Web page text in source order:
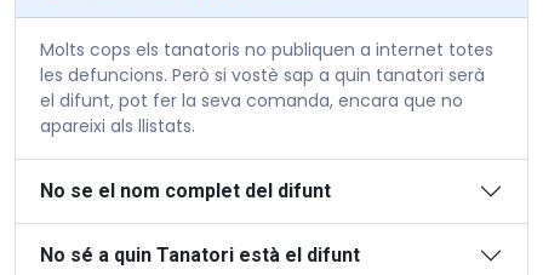
Molts cops els tanatoris no publiquen a internet totes
les defuncions. Però si vostè sap a quin tanatori serà
el difunt, pot fer la seva comanda, encara que no
apareixi als llistats.
No se el nom complet del difunt
No sé a quin Tanatori està el difunt